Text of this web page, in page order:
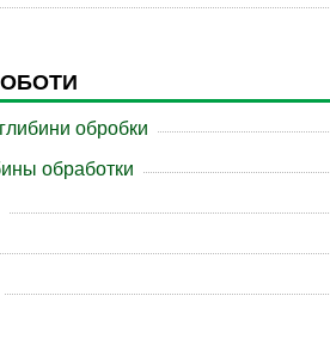
глибини обробки
обработки